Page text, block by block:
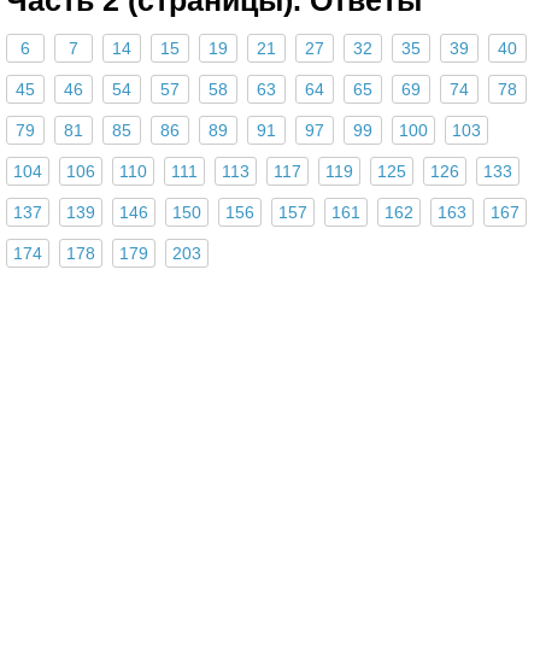
6 7 14 15 19 21 27 32 35 39 40
45 46 54 57 58 63 64 65 69 74 78
79 81 85 86 89 91 97 99 100 103
104 106 110 111 113 117 119 125 126 133
137 139 146 150 156 157 161 162 163 167
174 178 179 203